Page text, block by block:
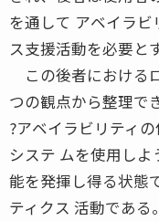
を通して アベイラビ
ス支援活動を必要と
この後者における
つの観点から整理で
?アベイラビリティ
システ ムを使用し
能を発揮し得る状態
ティクス 活動である。